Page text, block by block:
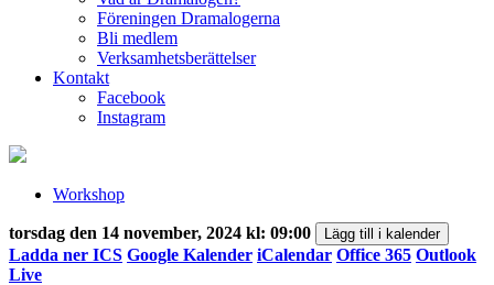
Föreningen Dramalogerna
Bli medlem
Verksamhetsberättelser
Kontakt
Facebook
Instagram
Workshop
torsdag den 14 november, 2024 kl: 09:00 Lägg till i kalender
Ladda ner ICS Google Kalender iCalendar Office 365 Outlook
Live